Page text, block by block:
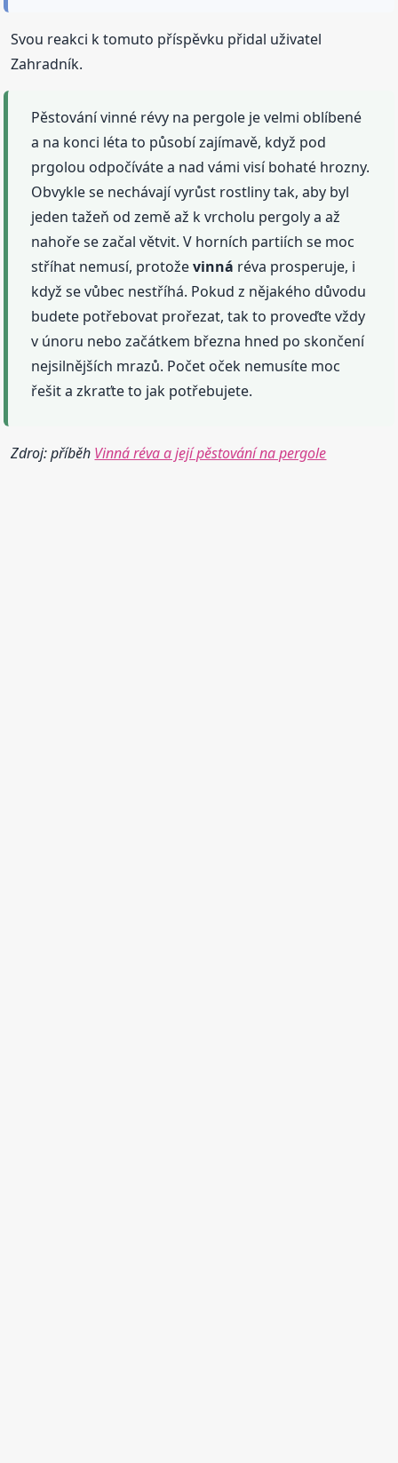
Svou reakci k tomuto příspěvku přidal uživatel
Zahradník.
Pěstování vinné révy na pergole je velmi oblíbené
a na konci léta to působí zajímavě, když pod
prgolou odpočíváte a nad vámi visí bohaté hrozny.
Obvykle se nechávají vyrůst rostliny tak, aby byl
jeden tažeň od země až k vrcholu pergoly a až
nahoře se začal větvit. V horních partiích se moc
stříhat nemusí, protoževinná réva prosperuje, i
když se vůbec nestříhá. Pokud z nějakého důvodu
budete potřebovat prořezat, tak to proveďte vždy
v únoru nebo začátkem března hned po skončení
nejsilnějších mrazů. Počet oček nemusíte moc
řešit a zkraťte to jak potřebujete.
Zdroj: příběh Vinná réva a její pěstování na pergole